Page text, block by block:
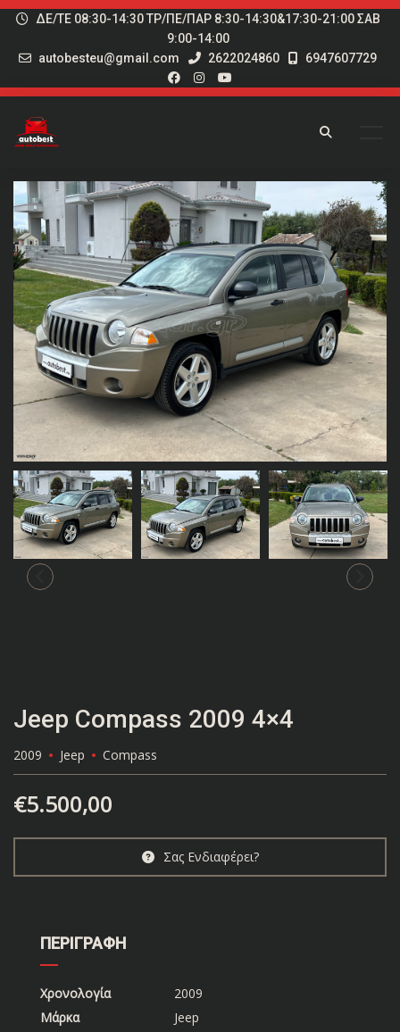
ΔΕ/ΤΕ 08:30-14:30 ΤΡ/ΠΕ/ΠΑΡ 8:30-14:30&17:30-21:00 ΣΑΒ
9:00-14:00
autobesteu@gmail.com
2622024860 6947607729
Jeep Compass 2009 4×4
2009 Jeep Compass
€5.500,00
Σας Ενδιαφέρει?
ΠΕΡΙΓΡΑΦΗ
Χρονολογία
2009
Μάρκα
Jeep